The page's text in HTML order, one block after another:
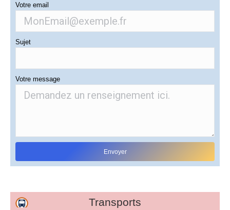
Votre email
Sujet
Votre message
Transports